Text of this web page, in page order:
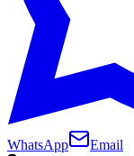
WhatsApp Email